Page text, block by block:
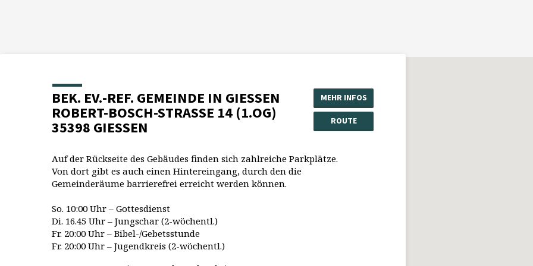
BEK. EV.-REF. GEMEINDE IN GIESSEN
ROBERT-BOSCH-STRASSE 14 (1.OG)
35398 GIESSEN
MEHR INFOS
ROUTE
Auf der Rückseite des Gebäudes finden sich zahlreiche Parkplätze.
Von dort gibt es auch einen Hintereingang, durch den die
Gemeinderäume barrierefrei erreicht werden können.
So. 10:00 Uhr – Gottesdienst
Di. 16.45 Uhr – Jungschar (2-wöchentl.)
Fr. 20:00 Uhr – Bibel-/Gebetsstunde
Fr. 20:00 Uhr – Jugendkreis (2-wöchentl.)